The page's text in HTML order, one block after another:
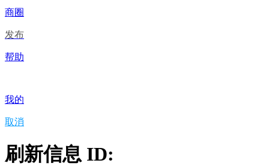
商圈
发布
帮助
我的
取消
刷新信息 ID: